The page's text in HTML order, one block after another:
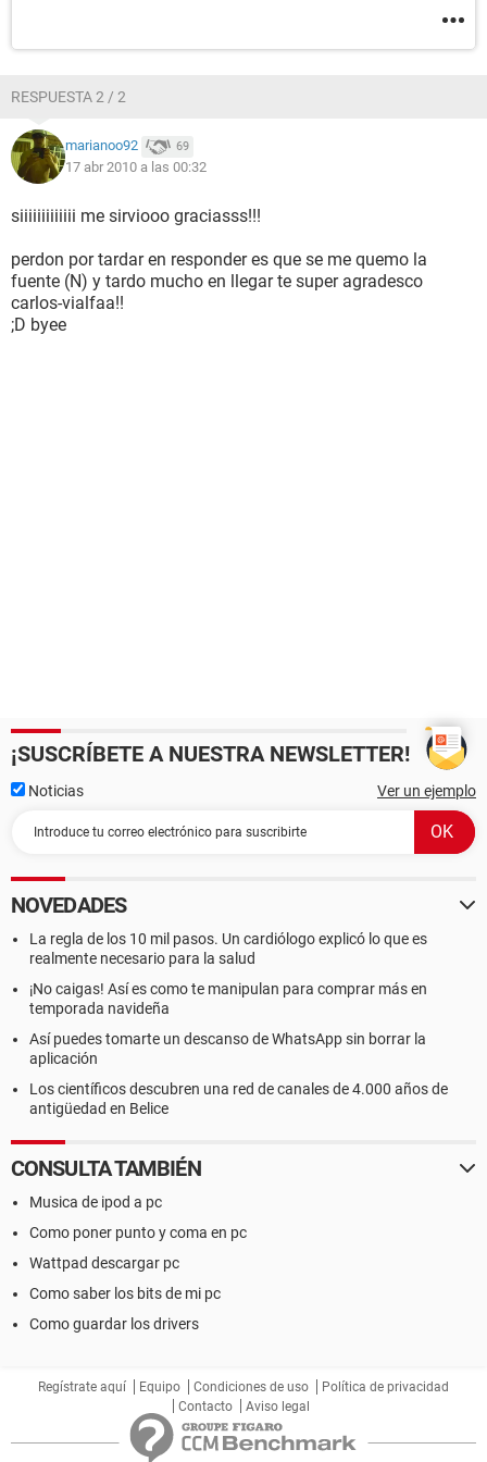
Posibilidades de expansión ISA, PCI, AGP, USB
[ Sistema ]
Propiedades del Sistema:
Fabricante ECS
Producto M925
Versión 1.0
Número de serie 00000000
Tipo de arranque Sonido del modem
[ Placa base ]
Propiedades de la Placa Base:
RESPUESTA 2 / 2
marianoo92 69
17 abr 2010 a las 00:32
siiiiiiiiiiiii me sirviooo graciasss!!!
perdon por tardar en responder es que se me quemo la
fuente (N) y tardo mucho en llegar te super agradesco
carlos-vialfaa!!
;D byee
¡SUSCRÍBETE A NUESTRA NEWSLETTER!
Noticias Ver un ejemplo
NOVEDADES
La regla de los 10 mil pasos. Un cardiólogo explicó lo que es
realmente necesario para la salud
¡No caigas! Así es como te manipulan para comprar más en
temporada navideña
Así puedes tomarte un descanso de WhatsApp sin borrar la
aplicación
Los científicos descubren una red de canales de 4.000 años de
antigüedad en Belice
CONSULTA TAMBIÉN
Musica de ipod a pc
Como poner punto y coma en pc
Wattpad descargar pc
Como saber los bits de mi pc
Como guardar los drivers
Regístrate aquí Equipo Condiciones de uso
Política de privacidad
Contacto
Aviso legal